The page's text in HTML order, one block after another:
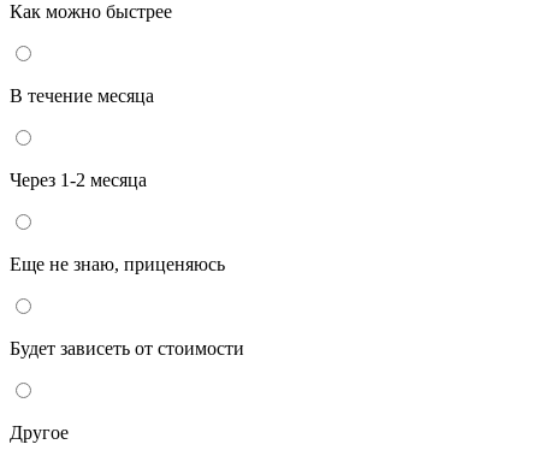
Как можно быстрее
В течение месяца
Через 1-2 месяца
Еще не знаю, приценяюсь
Будет зависеть от стоимости
Другое